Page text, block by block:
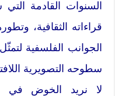
السنوات القادمة
قراءاته الثقافية،
الجوانب الفلسفية
سطوحه التصويرية اللافتة
لا نريد الخوض في